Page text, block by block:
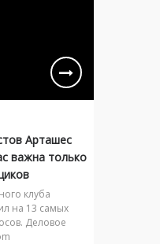
Арташес
важна только
клуба
на 13 самых
Деловое